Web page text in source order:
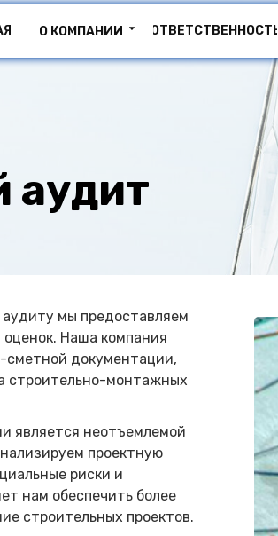
О КОМПАНИИ ОТВЕТСТВЕННОСТЬ
аудит
мы предоставляем
оценок. Наша компания
сметной документации,
строительно-монтажных
является неотъемлемой
проектную
риски и
нам обеспечить более
строительных проектов.